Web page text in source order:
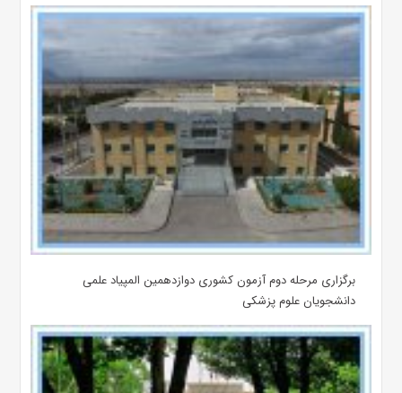
برگزاری مرحله دوم آزمون کشوری دوازدهمین المپیاد علمی
دانشجویان علوم پزشکی